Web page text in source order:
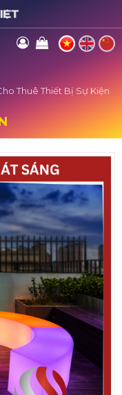
Thuê Thiết Bị Sự Kiện